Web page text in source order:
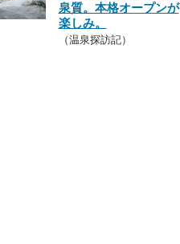
泉質。本格オープンが
楽しみ。
（温泉探訪記）